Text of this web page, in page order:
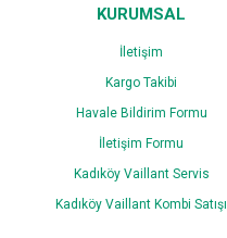
KURUMSAL
İletişim
Kargo Takibi
Havale Bildirim Formu
İletişim Formu
Kadıköy Vaillant Servis
Kadıköy Vaillant Kombi Satışı